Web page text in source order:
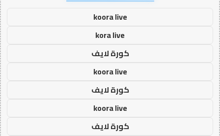
koora live
kora live
كورة لايف
koora live
كورة لايف
koora live
كورة لايف